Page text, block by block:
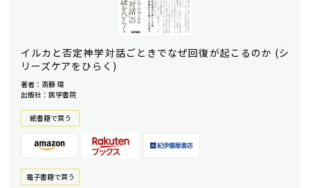
イルカと否定神学――対話ごときでなぜ回復が起こるのか (シ
リーズケアをひらく)
著者：斎藤 環
出版社：医学書院
紙書籍で買う
電⼦書籍で買う